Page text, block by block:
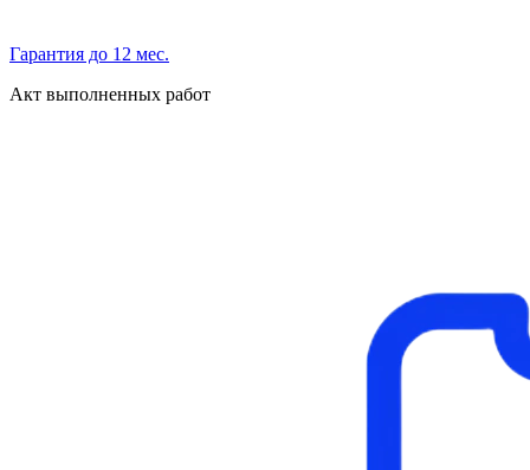
Гарантия до 12 мес.
Акт выполненных работ